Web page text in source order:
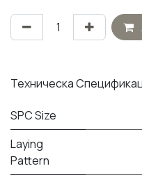
Техническа
SPC Size
Laying
Pattern